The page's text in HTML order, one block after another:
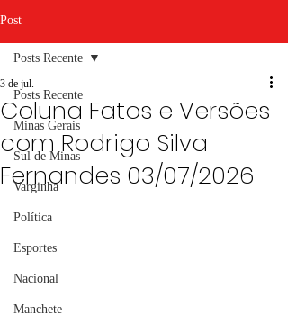
Post
Posts Recente
Minas Gerais
Sul de Minas
Varginha
Política
Esportes
Nacional
Manchete
Posts Recente
Coluna Fatos e Versões
com Rodrigo Silva
Fernandes 03/07/2026
3 de jul.